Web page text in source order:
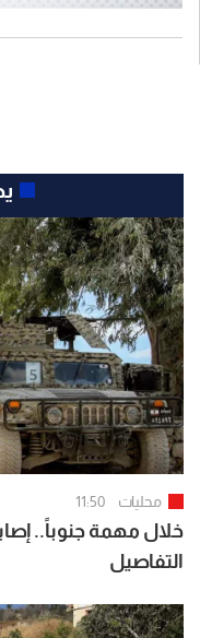
محليات 11:50
خلال مهمة جنوباً..
التفاصيل